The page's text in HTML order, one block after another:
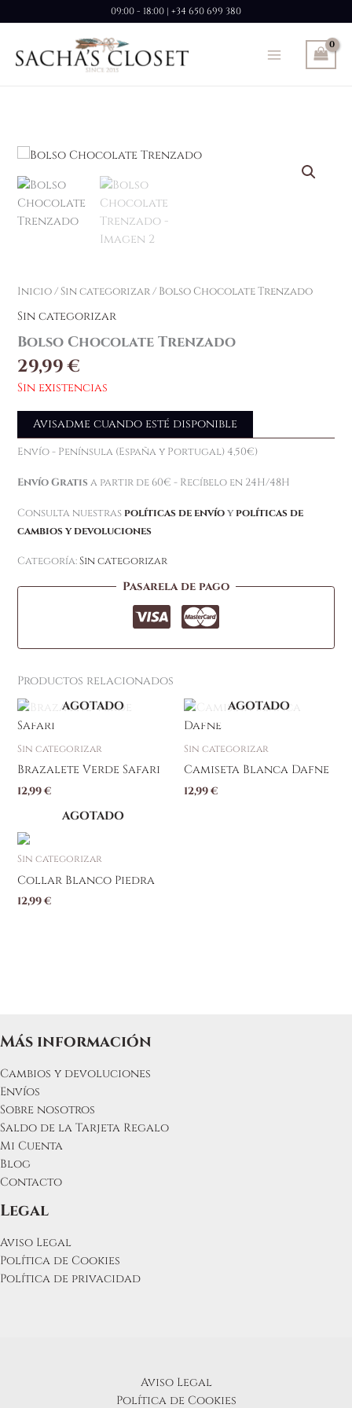
al
09:00 - 18:00 | +34 650 699 380
Inicio/Sin categorizar/ Bolso Chocolate Trenzado
Sin categorizar
Bolso Chocolate Trenzado
29,99€
Sin existencias
Avisadme cuando esté disponible
Envío - Península (España y Portugal) 4,50€)
Envío Gratis a partir de 60€ - Recíbelo en 24H/48H
Consulta nuestras políticas de envíoy políticas de
cambios y devoluciones
Categoría:Sin categorizar
Pasarela de pago
Productos relacionados
AGOTADO
Sin categorizar
Brazalete Verde Safari
12,99€
AGOTADO
Sin categorizar
Camiseta Blanca Dafne
12,99€
AGOTADO
Sin categorizar
Collar Blanco Piedra
12,99€
Más información
Cambios y devoluciones
Envíos
Sobre nosotros
Saldo de la Tarjeta Regalo
Mi Cuenta
Blog
Contacto
Legal
Aviso Legal
Política de Cookies
Política de privacidad
Aviso Legal
Política de Cookies